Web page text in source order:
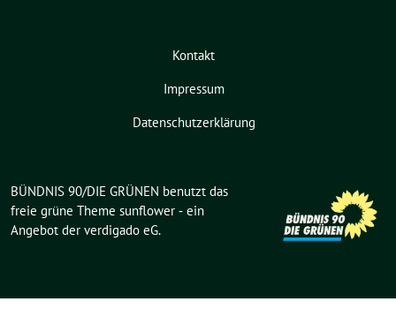
Kontakt
Impressum
Datenschutzerklärung
BÜNDNIS 90/DIE GRÜNEN benutzt das
freie grüne Theme sunflower ‐ ein
Angebot der verdigado eG.